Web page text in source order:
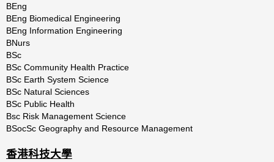
BEng
BEng Biomedical Engineering
BEng Information Engineering
BNurs
BSc
BSc Community Health Practice
BSc Earth System Science
BSc Natural Sciences
BSc Public Health
Bsc Risk Management Science
BSocSc Geography and Resource Management
香港科技大學